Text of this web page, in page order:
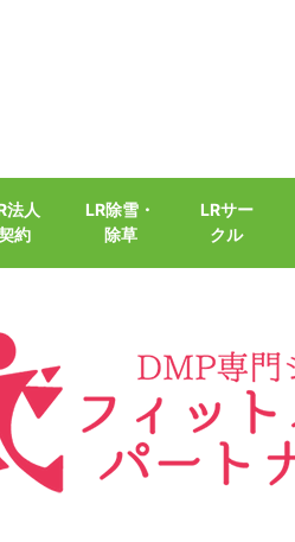
法人
約
LR除雪・
除草
LRサー
クル